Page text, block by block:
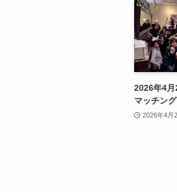
2026年4
マッチン
2026年4月